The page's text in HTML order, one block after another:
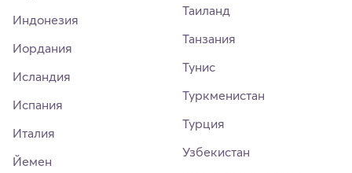
Индонезия
Иордания
Исландия
Испания
Италия
Йемен
Таиланд
Танзания
Тунис
Туркменистан
Турция
Узбекистан